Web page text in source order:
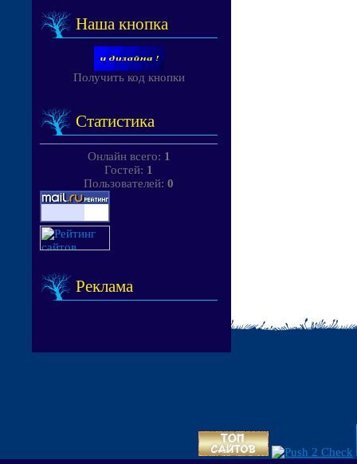
Наша кнопка
Получить код кнопки
Статистика
Онлайн всего: 1
Гостей: 1
Пользователей: 0
Реклама